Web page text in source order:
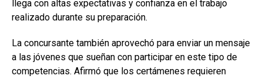
llega con altas expectativas y confianza en el trabajo
realizado durante su preparación.
La concursante también aprovechó para enviar un mensaje
a las jóvenes que sueñan con participar en este tipo de
competencias. Afirmó que los certámenes requieren